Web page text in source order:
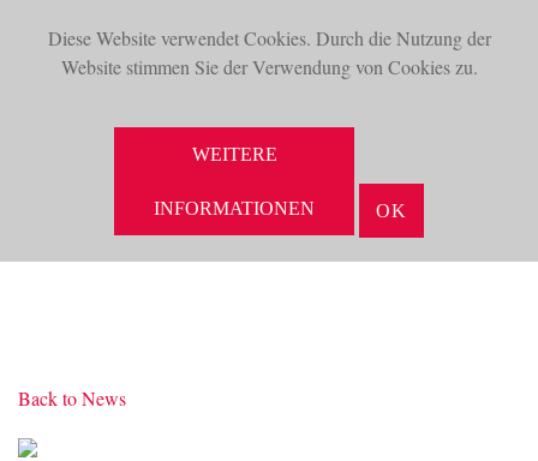
Diese Website verwendet Cookies. Durch die Nutzung der
Website stimmen Sie der Verwendung von Cookies zu.
WEITERE
INFORMATIONEN OK
Back to News